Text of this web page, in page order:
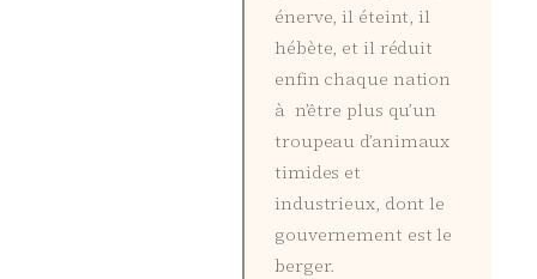
énerve, il éteint, il
hébète, et il réduit
enfin chaque nation
à n’être plus qu’un
troupeau d’animaux
timides et
industrieux, dont le
gouvernement est le
berger.